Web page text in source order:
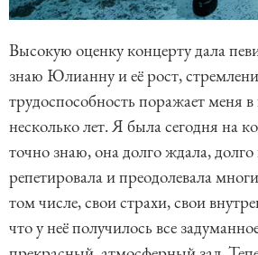
Высокую оценку концерту дала
знаю Юлианну и её рост,
трудоспособность поражает меня
несколько лет. Я была сегодня на
точно знаю, она долго ждала,
репетировала и преодолевала
том числе, свои страхи, свои
что у неё получилось все